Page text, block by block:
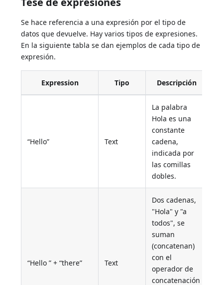
Se hace referencia a una expresión por el tipo de
datos que devuelve. Hay varios tipos de expresiones.
En la siguiente tabla se dan ejemplos de cada tipo de
expresión.
Expression Tipo Descripción
“Hello” Text
La palabra
Hola es una
constante
cadena,
indicada por
las comillas
dobles.
“Hello ” + “there” Text
Dos cadenas,
"Hola" y "a
todos", se
suman
(concatenan)
con el
operador de
concatenación